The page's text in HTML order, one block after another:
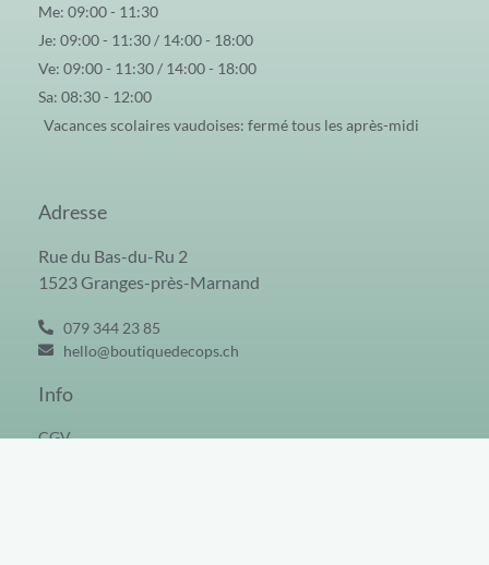
Me: 09:00 - 11:30
Je: 09:00 - 11:30 / 14:00 - 18:00
Ve: 09:00 - 11:30 / 14:00 - 18:00
Sa: 08:30 - 12:00
Vacances scolaires vaudoises: fermé tous les après-midi
Adresse
Rue du Bas-du-Ru 2
1523 Granges-près-Marnand
079 344 23 85
hello@boutiquedecops.ch
Info
CGV